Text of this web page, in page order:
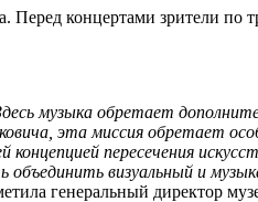
концертами зрители по
музыка обретает
эта миссия обретает
концепцией пересечения
визуальный и
генеральный директор